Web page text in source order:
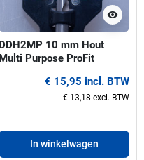
visibility
DDH2MP 10 mm Hout
Multi Purpose ProFit
32-330 mm€ 15,95 incl. BTW
€ 13,18 excl. BTW
In winkelwagen